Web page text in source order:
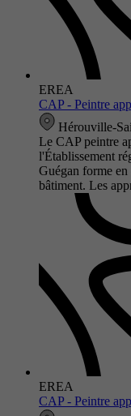
EREA
CAP - Peintre
Hérouville-
Le CAP peintre
l'Établissement
Guégan forme
bâtiment. Les
EREA
CAP - Peintre